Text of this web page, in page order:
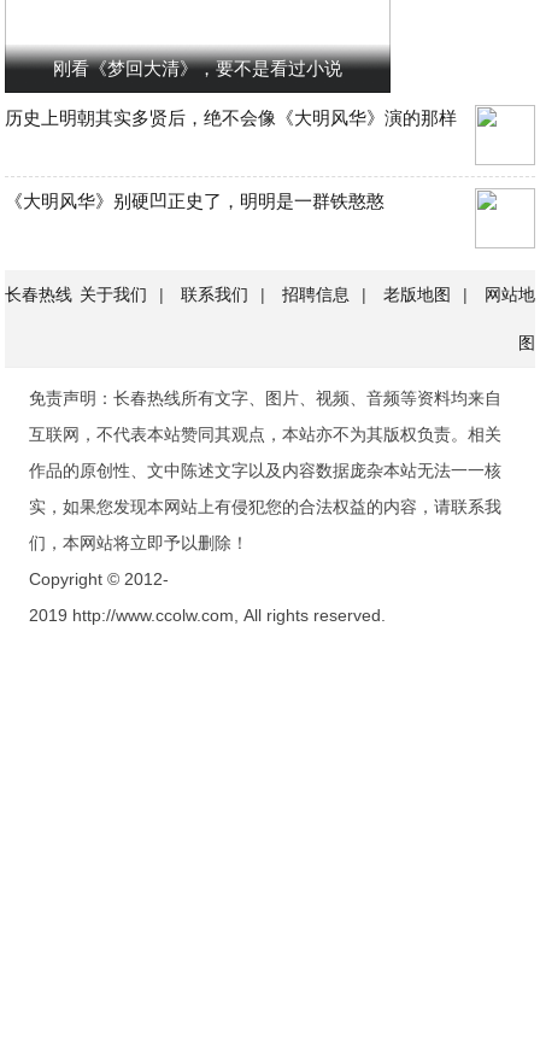
刚看《梦回大清》，要不是看过小说
历史上明朝其实多贤后，绝不会像《大明风华》演的那样
《大明风华》别硬凹正史了，明明是一群铁憨憨
长春热线 关于我们 | 联系我们 | 招聘信息 | 老版地图 | 网站地
图
免责声明：长春热线所有文字、图片、视频、音频等资料均来自
互联网，不代表本站赞同其观点，本站亦不为其版权负责。相关
作品的原创性、文中陈述文字以及内容数据庞杂本站无法一一核
实，如果您发现本网站上有侵犯您的合法权益的内容，请联系我
们，本网站将立即予以删除！
Copyright © 2012-
2019 http://www.ccolw.com, All rights reserved.